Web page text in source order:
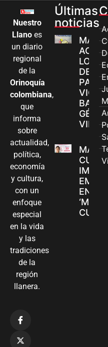
Nuestro
Llano es
un diario
regional
de la
Orinoquía
colombiana,
que
informa
sobre
actualidad,
política,
economía
y cultura,
con un
enfoque
especial
en la vida
y las
tradiciones
de la
región
llanera.
Últimas
noticias
MÁS
LOS
DE
PARA
EN LA